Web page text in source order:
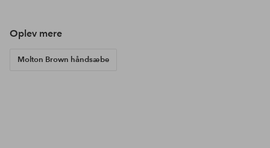
Oplev mere
Molton Brown håndsæbe